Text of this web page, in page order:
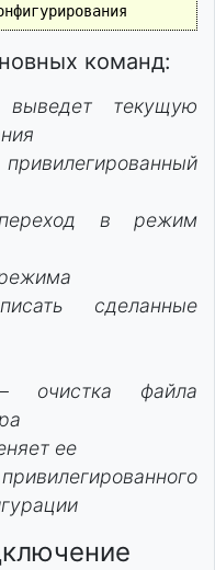
команд:
текущую
в режим
сделанные
очистка файла
ее